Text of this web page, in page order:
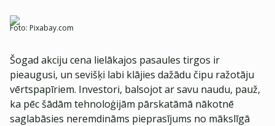
Foto: Pixabay.com
Šogad akciju cena lielākajos pasaules tirgos ir
pieaugusi, un sevišķi labi klājies dažādu čipu ražotāju
vērtspapīriem. Investori, balsojot ar savu naudu, pauž,
ka pēc šādām tehnoloģijām pārskatāmā nākotnē
saglabāsies neremdināms pieprasījums no mākslīgā